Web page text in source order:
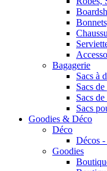
Bagagerie
Sacs à
Sacs
Sacs
Sacs
Goodies & Déco
Déco
Décos
Goodies